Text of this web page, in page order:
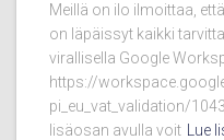
Meillä on ilo ilmoittaa,
on läpäissyt kaikki
virallisella Google
https://
pi_eu_vat_validation/
lisäosan avulla voit Lue